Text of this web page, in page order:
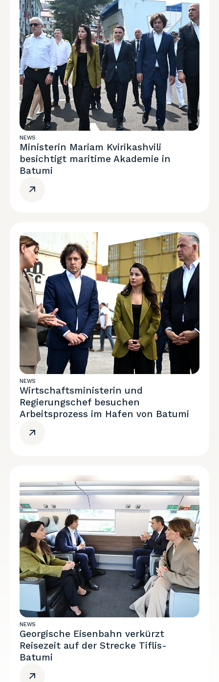
NEWS
Ministerin Mariam Kvirikashvili
besichtigt maritime Akademie in
Batumi
NEWS
Wirtschaftsministerin und
Regierungschef besuchen
Arbeitsprozess im Hafen von Batumi
NEWS
Georgische Eisenbahn verkürzt
Reisezeit auf der Strecke Tiflis-
Batumi